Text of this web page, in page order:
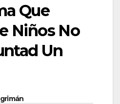
Que
Niños No
Un